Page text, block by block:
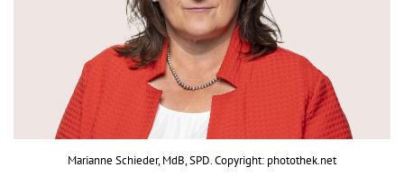
Marianne Schieder, MdB, SPD. Copyright: photothek.net